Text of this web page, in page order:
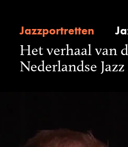
Jazzportretten
Het verhaal van
Nederlandse Jazz